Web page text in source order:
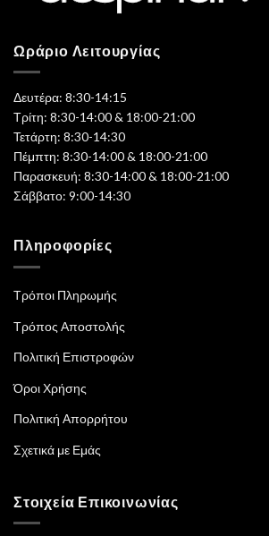
Ωράριο Λειτουργίας
Δευτέρα: 8:30-14:15
Τρίτη: 8:30-14:00 & 18:00-21:00
Τετάρτη: 8:30-14:30
Πέμπτη: 8:30-14:00 & 18:00-21:00
Παρασκευή: 8:30-14:00 & 18:00-21:00
Σάββατο: 9:00-14:30
Πληροφορίες
Τρόποι Πληρωμής
Τρόπος Αποστολής
Πολιτική Επιστροφών
Όροι Χρήσης
Πολιτική Απορρήτου
Σχετικά με Εμάς
Στοιχεία Επικοινωνίας